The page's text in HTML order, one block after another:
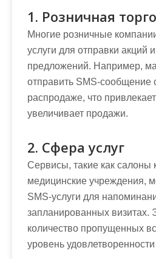
1. Розничная
Многие розничные
услуги для отправки акций
предложений. Например,
отправить SMS-
распродаже, что
увеличивает продажи.
2. Сфера услуг
Сервисы, такие как салоны
медицинские учреждения,
SMS-услуги для
запланированных визитах.
количество пропущенных
уровень